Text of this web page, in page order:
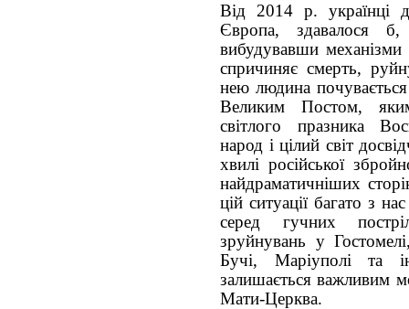
Від 2014 р. українці
Європа, здавалося
вибудувавши
спричиняє смерть,
нею людина
Великим Постом,
світлого празника
народ і цілий світ
хвилі російської
найдраматичніших
цій ситуації багато з
серед гучних
зруйнувань у
Бучі, Маріуполі та
залишається важливим
Мати-Церква.